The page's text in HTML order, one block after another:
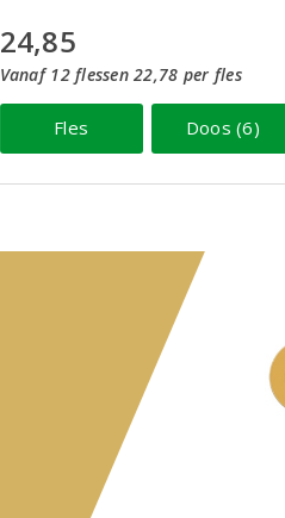
24,85
Vanaf 12 flessen 22,78 per fles
Fles Doos (6)